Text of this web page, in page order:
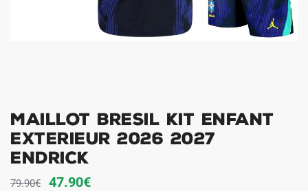
Maillot Bresil Kit Enfant
Exterieur 2026 2027
Endrick
79.90€
Le
47.90€Le